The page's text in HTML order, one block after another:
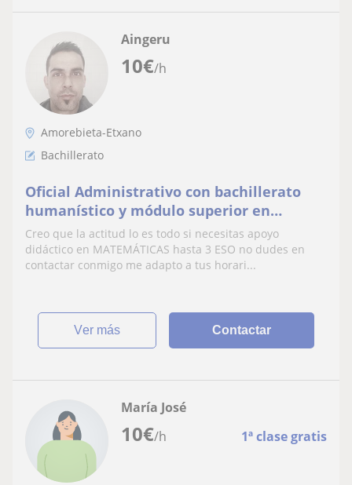
10€/h
Aingeru
Amorebieta-Etxano
Bachillerato
Oficial Administrativo con bachillerato
humanístico y módulo superior en
restauración y módulo superior de Admon
y Finanzas
Creo que la actitud lo es todo si necesitas apoyo
didáctico en MATEMÁTICAS hasta 3 ESO no dudes en
contactar conmigo me adapto a tus horari...
ver más Contactar
10€/h 1ª clase gratis
María José